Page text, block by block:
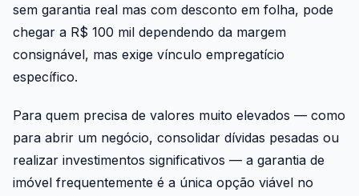
sem garantia real mas com desconto em folha, pode
chegar a R$ 100 mil dependendo da margem
consignável, mas exige vínculo empregatício
específico.
Para quem precisa de valores muito elevados — como
para abrir um negócio, consolidar dívidas pesadas ou
realizar investimentos significativos — a garantia de
imóvel frequentemente é a única opção viável no